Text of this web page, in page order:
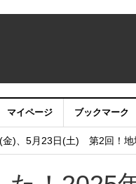
マイページ ブックマーク
イト・アプリ利用停止のお知
)、5月23日(土) 第2回！地